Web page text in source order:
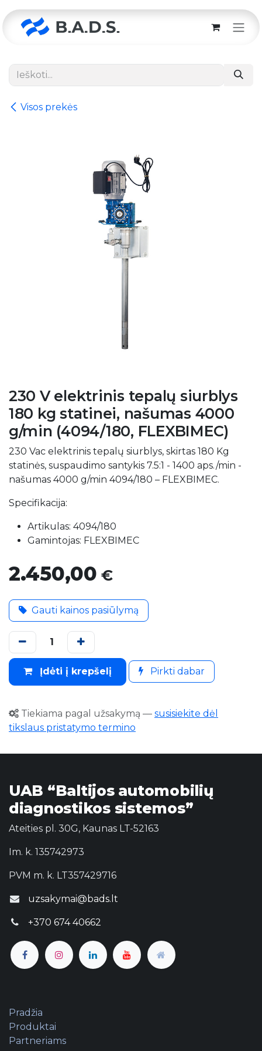
Visos prekės
230 V elektrinis tepalų siurblys
180 kg statinei, našumas 4000
g/min (4094/180, FLEXBIMEC)
230 Vac elektrinis tepalų siurblys, skirtas 180 Kg
statinės, suspaudimo santykis 7.5:1 - 1400 aps./min -
našumas 4000 g/min 4094/180 – FLEXBIMEC.
Specifikacija:
Artikulas: 4094/180
Gamintojas: FLEXBIMEC
2.450,00 €
Gauti kainos pasiūlymą
Įdėti į krepšelį Pirkti dabar
Tiekiama pagal užsakymą — susisiekite dėl
tikslaus pristatymo termino
UAB “Baltijos automobilių
diagnostikos sistemos”
Ateities pl. 30G, Kaunas LT-52163
Im. k. 135742973
PVM m. k. LT357429716
uzsakymai@bads.lt
+370 674 40662
Pradžia
Produktai
Partneriams